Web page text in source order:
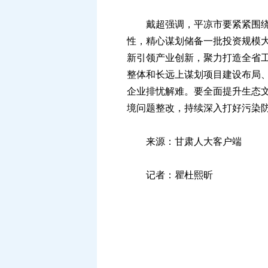
戴超强调，平凉市要紧紧围绕
性，精心谋划储备一批投资规模
新引领产业创新，聚力打造全省
整体和长远上谋划项目建设布局
企业排忧解难。要全面提升生态
境问题整改，持续深入打好污染
来源：甘肃人大客户端
记者：瞿杜熙昕